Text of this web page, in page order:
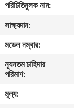
আমাদের
কারখানা
পরিচিতিমুলক নাম:
সাক্ষ্যদান:
মডেল নম্বার:
ন্যূনতম চাহিদার
পরিমাণ:
মূল্য: